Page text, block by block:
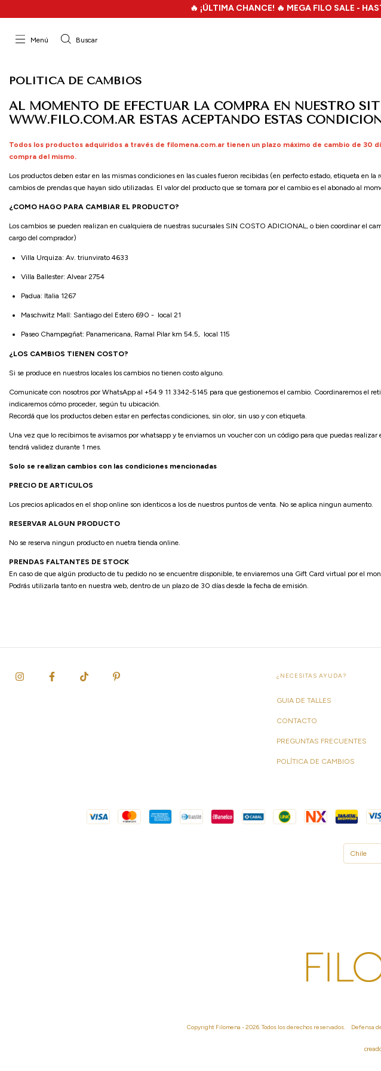
🔥 ¡ÚLTIMA CHANCE! 🔥 MEGA FILO SALE -
Menú Buscar
POLÍTICA DE CAMBIOS
AL MOMENTO DE EFECTUAR LA COMPRA EN NUESTRO
WWW.FILO.COM.AR ESTAS ACEPTANDO ESTAS
Todos los productos adquiridos a través de filomena.com.ar tienen un plazo máximo de cambio de 30
compra del mismo.
Los productos deben estar en las mismas condiciones en las cuales fueron recibidas (en perfecto estado, etiqueta en la
cambios de prendas que hayan sido utilizadas. El valor del producto que se tomara por el cambio es el abonado al
¿COMO HAGO PARA CAMBIAR EL PRODUCTO?
Los cambios se pueden realizan en cualquiera de nuestras sucursales SIN COSTO ADICIONAL, o bien coordinar el
cargo del comprador)
Villa Urquiza: Av. triunvirato 4633
Villa Ballester: Alvear 2754
Padua: Italia 1267
Maschwitz Mall: Santiago del Estero 690 - local 21
Paseo Champagñat: Panamericana, Ramal Pilar km 54.5, local 115
¿LOS CAMBIOS TIENEN COSTO?
Si se produce en nuestros locales los cambios no tienen costo alguno.
Comunicate con nosotros por WhatsApp al +54 9 11 3342-5145 para que gestionemos el cambio. Coordinaremos el
indicaremos cómo proceder, según tu ubicación.
Recordá que los productos deben estar en perfectas condiciones, sin olor, sin uso y con etiqueta.
Una vez que lo recibimos te avisamos por whatsapp y te enviamos un voucher con un código para que puedas
tendrá validez durante 1 mes.
Solo se realizan cambios con las condiciones mencionadas
PRECIO DE ARTICULOS
Los precios aplicados en el shop online son identicos a los de nuestros puntos de venta. No se aplica ningun aumento.
RESERVAR ALGUN PRODUCTO
No se reserva ningun producto en nuetra tienda online.
PRENDAS FALTANTES DE STOCK
En caso de que algún producto de tu pedido no se encuentre disponible, te enviaremos una Gift Card virtual por el
Podrás utilizarla tanto en nuestra web, dentro de un plazo de 30 días desde la fecha de emisión.
¿NECESITAS AYUDA?
GUIA DE TALLES
CONTACTO
PREGUNTAS FRECUENTES
POLÍTICA DE CAMBIOS
Copyright Filomena - 2026. Todos los derechos reservados. Defensa